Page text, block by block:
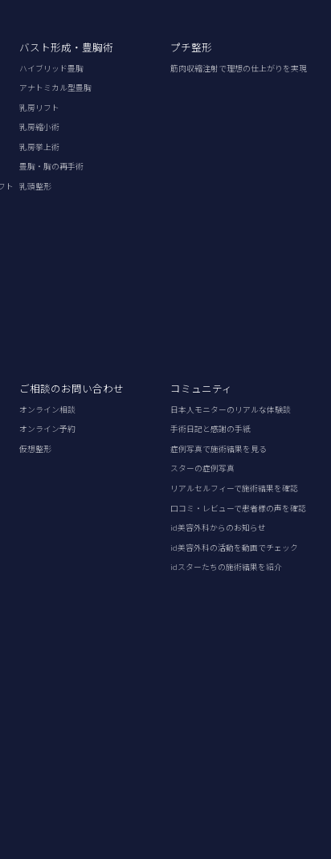
ト
バスト形成・豊胸術
ハイブリッド豊胸
アナトミカル型豊胸
乳房リフト
乳房縮小術
乳房挙上術
豊胸・胸の再手術
乳頭整形
プチ整形
筋肉収縮注射で理想の仕上がりを実現
ご相談のお問い合わせ
オンライン相談
オンライン予約
仮想整形
コミュニティ
日本人モニターのリアルな体験談
手術日記と感謝の手紙
症例写真で施術結果を見る
スターの症例写真
リアルセルフィーで施術結果を確認
口コミ・レビューで患者様の声を確認
id美容外科からのお知らせ
id美容外科の活動を動画でチェック
idスターたちの施術結果を紹介